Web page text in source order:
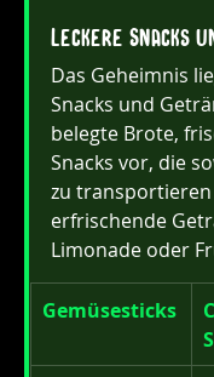
Leckere Snacks
Das Geheimnis
Snacks und
belegte Brote,
Snacks vor, die
zu transportieren
erfrischende
Limonade oder
Gemüsesticks